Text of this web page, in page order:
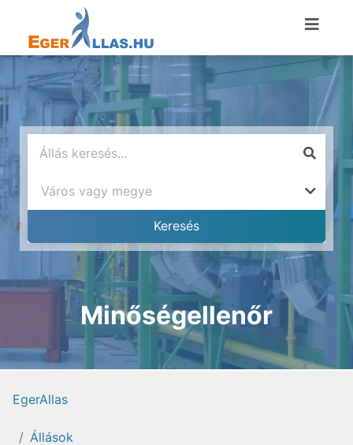
Minőségellenőr
EgerAllas
Állások